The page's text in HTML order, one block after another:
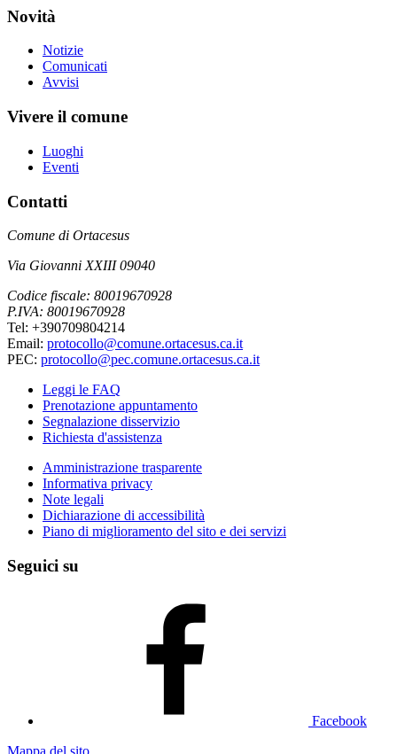
Novità
Notizie
Comunicati
Avvisi
Vivere il comune
Luoghi
Eventi
Contatti
Comune di Ortacesus
Via Giovanni XXIII 09040
Codice fiscale: 80019670928
P.IVA: 80019670928
Tel: +390709804214
Email: protocollo@comune.ortacesus.ca.it
PEC: protocollo@pec.comune.ortacesus.ca.it
Leggi le FAQ
Prenotazione appuntamento
Segnalazione disservizio
Richiesta d'assistenza
Amministrazione trasparente
Informativa privacy
Note legali
Dichiarazione di accessibilità
Piano di miglioramento del sito e dei servizi
Seguici su
Facebook
Mappa del sito